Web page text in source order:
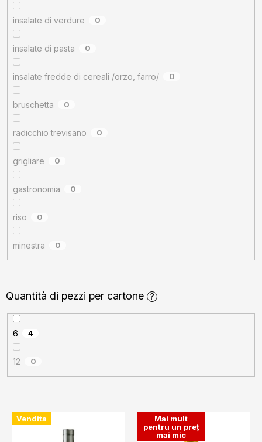
insalate di verdure 0
insalate di pasta 0
insalate fredde di cereali /orzo, farro/ 0
bruschetta 0
radicchio trevisano 0
grigliare 0
gastronomia 0
riso 0
minestra 0
Quantità di pezzi per cartone ?
6 4
12 0
L Vendita
Mai mult
pentru un preț
mai mic